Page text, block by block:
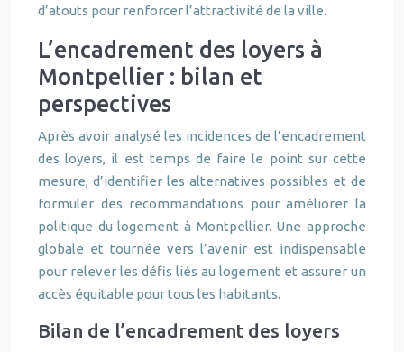
d’atouts pour renforcer l’attractivité de la ville.
L’encadrement des loyers à
Montpellier : bilan et
perspectives
Après avoir analysé les incidences de l’encadrement
des loyers, il est temps de faire le point sur cette
mesure, d’identifier les alternatives possibles et de
formuler des recommandations pour améliorer la
politique du logement à Montpellier. Une approche
globale et tournée vers l’avenir est indispensable
pour relever les défis liés au logement et assurer un
accès équitable pour tous les habitants.
Bilan de l’encadrement des loyers